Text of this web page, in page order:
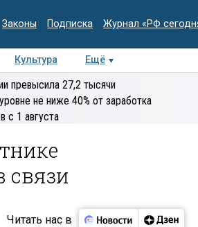
Законы Подписка Журнал «РФ
Культура Ещё
Колумнисты
превысила 27,2 тысячи
не ниже 40% от заработка
с 1 августа
связи
Читать нас в